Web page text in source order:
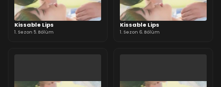
Kissable Lips
1. Sezon 5. Bölüm
Kissable Lips
1. Sezon 6. Bölüm